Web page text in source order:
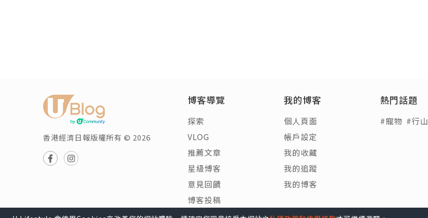
香港經濟日報版權所有 © 2026
博客導覽
探索
VLOG
推薦文章
星級博客
意見回饋
博客投稿
我的博客
個人頁面
帳戶設定
我的收藏
我的追蹤
我的博客
熱門話題
#寵物 #行山